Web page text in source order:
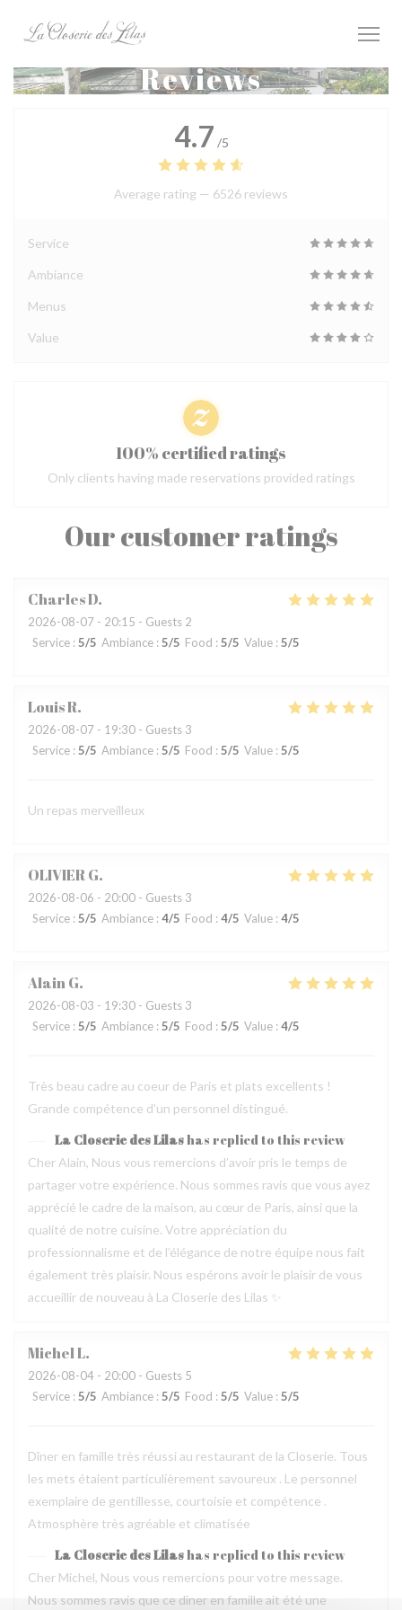
Reviews
Our customer ratings
CharlesD
2026-08-07 - 20:15 - Guests 2
Service : 5/5 Ambiance : 5/5 Food : 5/5 Value : 5/5
LouisR
2026-08-07 - 19:30 - Guests 3
Service : 5/5 Ambiance : 5/5 Food : 5/5 Value : 5/5
Un repas merveilleux
OLIVIERG
2026-08-06 - 20:00 - Guests 3
Service : 5/5 Ambiance : 4/5 Food : 4/5 Value : 4/5
AlainG
2026-08-03 - 19:30 - Guests 3
Service : 5/5 Ambiance : 5/5 Food : 5/5 Value : 4/5
Très beau cadre au coeur de Paris et plats excellents !
Grande compétence d'un personnel distingué.
La Closerie des Lilashas replied to this review
Cher Alain, Nous vous remercions d’avoir pris le temps de
partager votre expérience. Nous sommes ravis que vous ayez
apprécié le cadre de la maison, au cœur de Paris, ainsi que la
qualité de notre cuisine. Votre appréciation du
professionnalisme et de l’élégance de notre équipe nous fait
également très plaisir. Nous espérons avoir le plaisir de vous
accueillir de nouveau à La Closerie des Lilas ✨
MichelL
2026-08-04 - 20:00 - Guests 5
Service : 5/5 Ambiance : 5/5 Food : 5/5 Value : 5/5
Dîner en famille très réussi au restaurant de la Closerie. Tous
les mets étaient particulièrement savoureux . Le personnel
exemplaire de gentillesse, courtoisie et compétence .
Atmosphère très agréable et climatisée
La Closerie des Lilashas replied to this review
Cher Michel, Nous vous remercions pour votre message.
Nous sommes ravis que ce dîner en famille ait été une
4.7 /5
Average rating — 6526 reviews
Service
Ambiance
Menus
Value
100% certified ratings
Only clients having made reservations provided ratings